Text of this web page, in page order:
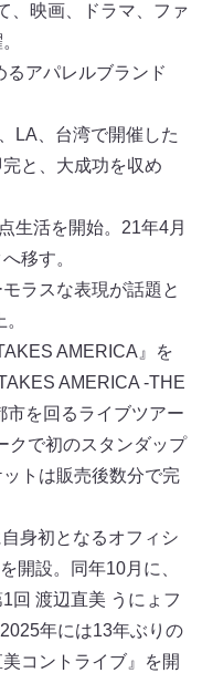
、映画、ドラマ、ファ
アパレルブランド
LA、台湾で開催した
と、大成功を収め
生活を開始。21年4月
移す。
ラスな表現が話題と
AMERICA』を
AMERICA -THE
市を回るライブツアー
クで初のスタンダップ
トは販売後数分で完
身初となるオフィシ
開設。同年10月に、
回 渡辺直美 うにょフ
年には13年ぶりの
コントライブ』を開